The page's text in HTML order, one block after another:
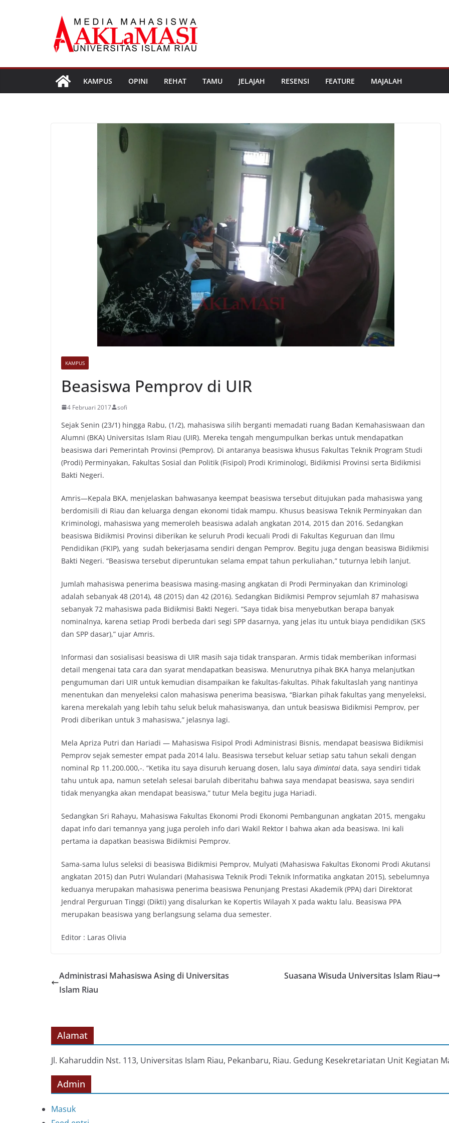
KAMPUS OPINI REHAT TAMU JELAJAH RESENSI FEATURE MAJALAH
KAMPUS
Beasiswa Pemprov di UIR
4 Februari 2017 sofi
Sejak Senin (23/1) hingga Rabu, (1/2), mahasiswa silih berganti memadati ruang Badan Kemahasiswaan dan
Alumni (BKA) Universitas Islam Riau (UIR). Mereka tengah mengumpulkan berkas untuk mendapatkan
beasiswa dari Pemerintah Provinsi (Pemprov). Di antaranya beasiswa khusus Fakultas Teknik Program Studi
(Prodi) Perminyakan, Fakultas Sosial dan Politik (Fisipol) Prodi Kriminologi, Bidikmisi Provinsi serta Bidikmisi
Bakti Negeri.
Amris—Kepala BKA, menjelaskan bahwasanya keempat beasiswa tersebut ditujukan pada mahasiswa yang
berdomisili di Riau dan keluarga dengan ekonomi tidak mampu. Khusus beasiswa Teknik Perminyakan dan
Kriminologi, mahasiswa yang memeroleh beasiswa adalah angkatan 2014, 2015 dan 2016. Sedangkan
beasiswa Bidikmisi Provinsi diberikan ke seluruh Prodi kecuali Prodi di Fakultas Keguruan dan Ilmu
Pendidikan (FKIP), yang sudah bekerjasama sendiri dengan Pemprov. Begitu juga dengan beasiswa Bidikmisi
Bakti Negeri. “Beasiswa tersebut diperuntukan selama empat tahun perkuliahan,” tuturnya lebih lanjut.
Jumlah mahasiswa penerima beasiswa masing-masing angkatan di Prodi Perminyakan dan Kriminologi
adalah sebanyak 48 (2014), 48 (2015) dan 42 (2016). Sedangkan Bidikmisi Pemprov sejumlah 87 mahasiswa
sebanyak 72 mahasiswa pada Bidikmisi Bakti Negeri. “Saya tidak bisa menyebutkan berapa banyak
nominalnya, karena setiap Prodi berbeda dari segi SPP dasarnya, yang jelas itu untuk biaya pendidikan (SKS
dan SPP dasar),” ujar Amris.
Informasi dan sosialisasi beasiswa di UIR masih saja tidak transparan. Armis tidak memberikan informasi
detail mengenai tata cara dan syarat mendapatkan beasiswa. Menurutnya pihak BKA hanya melanjutkan
pengumuman dari UIR untuk kemudian disampaikan ke fakultas-fakultas. Pihak fakultaslah yang nantinya
menentukan dan menyeleksi calon mahasiswa penerima beasiswa, “Biarkan pihak fakultas yang menyeleksi,
karena merekalah yang lebih tahu seluk beluk mahasiswanya, dan untuk beasiswa Bidikmisi Pemprov, per
Prodi diberikan untuk 3 mahasiswa,” jelasnya lagi.
Mela Apriza Putri dan Hariadi — Mahasiswa Fisipol Prodi Administrasi Bisnis, mendapat beasiswa Bidikmisi
Pemprov sejak semester empat pada 2014 lalu. Beasiswa tersebut keluar setiap satu tahun sekali dengan
nominal Rp 11.200.000,-. “Ketika itu saya disuruh keruang dosen, lalu saya dimintai data, saya sendiri tidak
tahu untuk apa, namun setelah selesai barulah diberitahu bahwa saya mendapat beasiswa, saya sendiri
tidak menyangka akan mendapat beasiswa,” tutur Mela begitu juga Hariadi.
Sedangkan Sri Rahayu, Mahasiswa Fakultas Ekonomi Prodi Ekonomi Pembangunan angkatan 2015, mengaku
dapat info dari temannya yang juga peroleh info dari Wakil Rektor I bahwa akan ada beasiswa. Ini kali
pertama ia dapatkan beasiswa Bidikmisi Pemprov.
Sama-sama lulus seleksi di beasiswa Bidikmisi Pemprov, Mulyati (Mahasiswa Fakultas Ekonomi Prodi Akutansi
angkatan 2015) dan Putri Wulandari (Mahasiswa Teknik Prodi Teknik Informatika angkatan 2015), sebelumnya
keduanya merupakan mahasiswa penerima beasiswa Penunjang Prestasi Akademik (PPA) dari Direktorat
Jendral Perguruan Tinggi (Dikti) yang disalurkan ke Kopertis Wilayah X pada waktu lalu. Beasiswa PPA
merupakan beasiswa yang berlangsung selama dua semester.
Editor : Laras Olivia
Administrasi Mahasiswa Asing di Universitas
Islam Riau
Suasana Wisuda Universitas Islam Riau
Alamat
Jl. Kaharuddin Nst. 113, Universitas Islam Riau, Pekanbaru, Riau. Gedung Kesekretariatan Unit Kegiatan
Admin
Masuk